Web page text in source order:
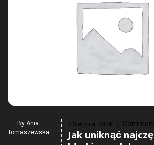
By Ania
Tomaszewska
7 Sierpnia, 2026
Jak uniknąć